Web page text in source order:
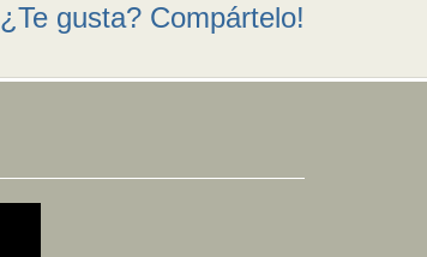
¿Te gusta? Compártelo!